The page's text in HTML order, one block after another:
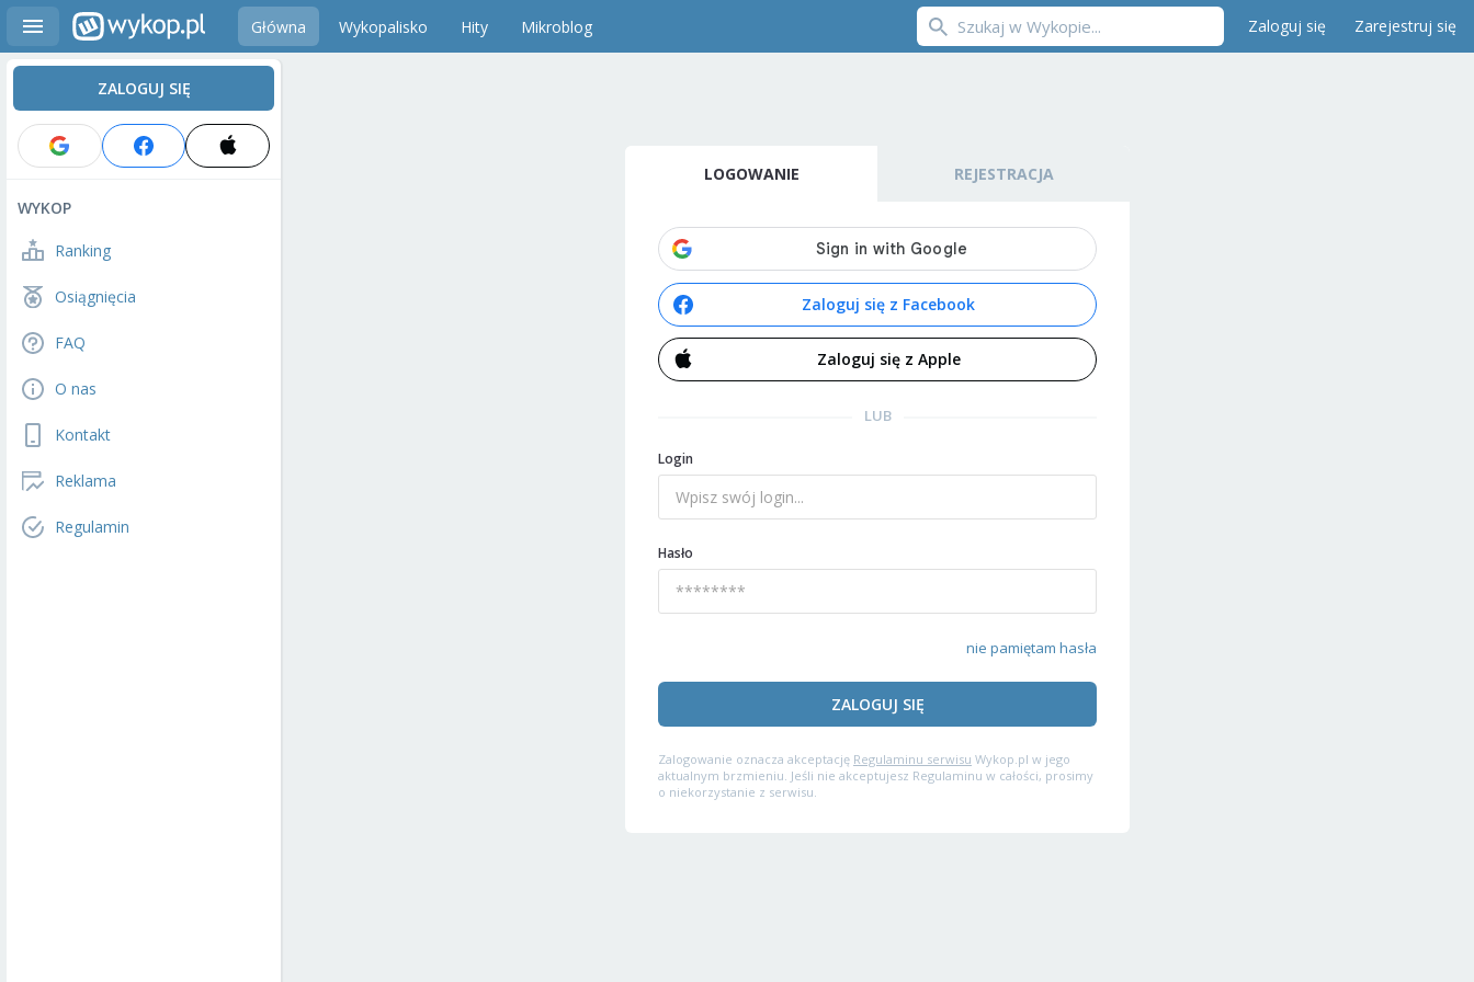
Główna Wykopalisko Hity Mikroblog Zaloguj się Zarejestruj się
ZALOGUJ SIĘ
WYKOP
Ranking
Osiągnięcia
FAQ
O nas
Kontakt
Reklama
Regulamin
LOGOWANIE REJESTRACJA
Zaloguj się z Facebook
Zaloguj się z Apple
LUB
Login
Hasło
nie pamiętam hasła
ZALOGUJ SIĘ
Zalogowanie oznacza akceptację Regulaminu serwisu Wykop.pl w jego
aktualnym brzmieniu. Jeśli nie akceptujesz Regulaminu w całości, prosimy
o niekorzystanie z serwisu.